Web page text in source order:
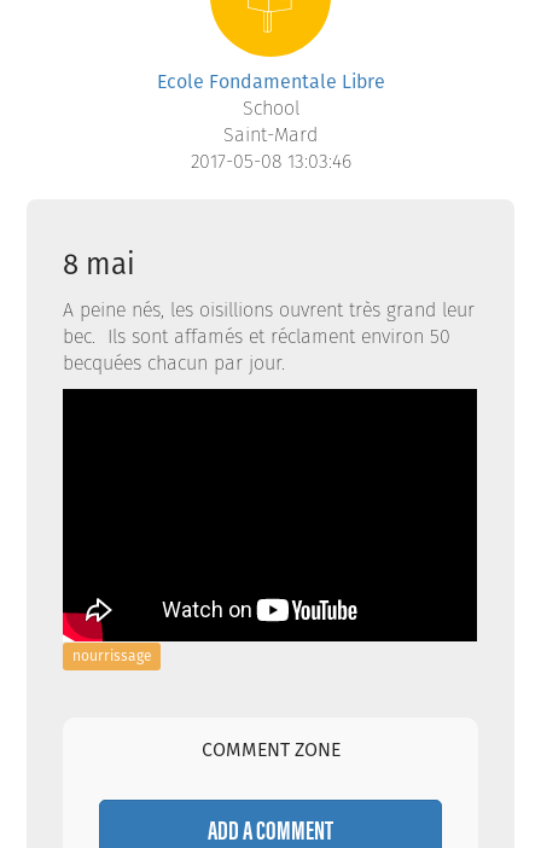
Ecole Fondamentale Libre
School
Saint-Mard
2017-05-08 13:03:46
8 mai
A peine nés, les oisillions ouvrent très grand leur
bec. Ils sont affamés et réclament environ 50
becquées chacun par jour.
nourrissage
COMMENT ZONE
ADD A COMMENT